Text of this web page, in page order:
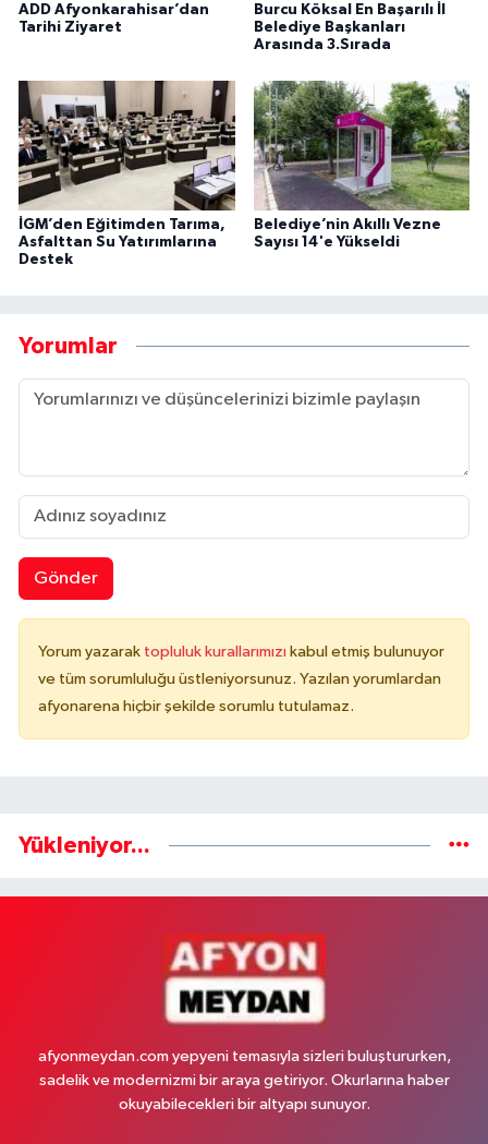
ADD Afyonkarahisar’dan
Tarihi Ziyaret
Burcu Köksal En Başarılı İl
Belediye Başkanları
Arasında 3.Sırada
İGM’den Eğitimden Tarıma,
Asfalttan Su Yatırımlarına
Destek
Belediye’nin Akıllı Vezne
Sayısı 14'e Yükseldi
Yorumlar
Gönder
Yorum yazarak topluluk kurallarımızı kabul etmiş bulunuyor
ve tüm sorumluluğu üstleniyorsunuz. Yazılan yorumlardan
afyonarena hiçbir şekilde sorumlu tutulamaz.
Yükleniyor...
afyonmeydan.com yepyeni temasıyla sizleri buluştururken,
sadelik ve modernizmi bir araya getiriyor. Okurlarına haber
okuyabilecekleri bir altyapı sunuyor.